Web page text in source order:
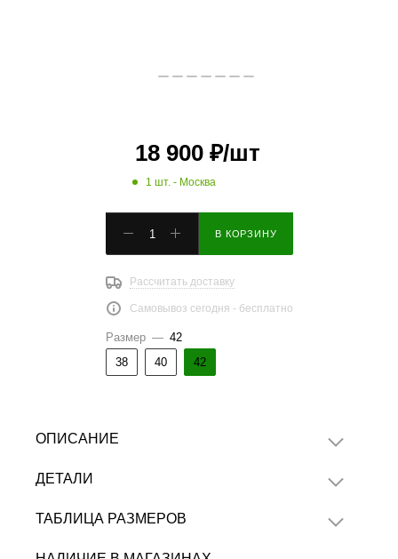
18 900₽/шт
1 шт. - Москва
В КОРЗИНУ
Рассчитать доставку
Самовывоз сегодня - бесплатно
Размер — 42
38
40 42
ОПИСАНИЕ
ДЕТАЛИ
ТАБЛИЦА РАЗМЕРОВ